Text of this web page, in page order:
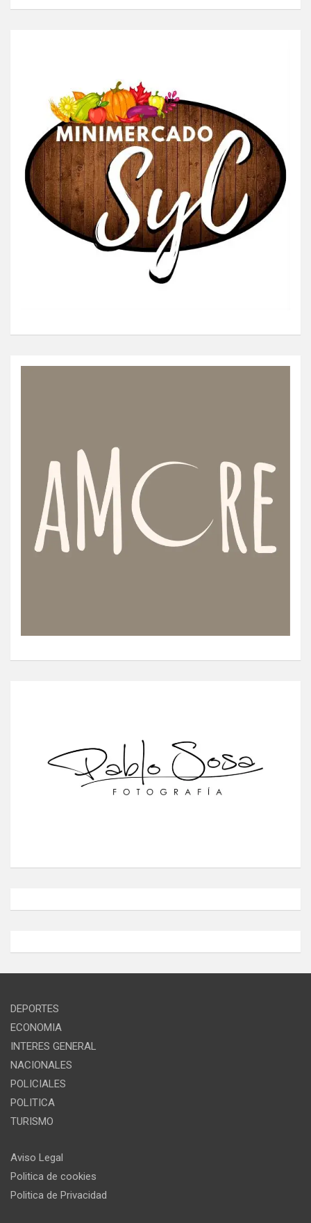
DEPORTES
ECONOMIA
INTERES GENERAL
NACIONALES
POLICIALES
POLITICA
TURISMO
Aviso Legal
Politica de cookies
Politica de Privacidad